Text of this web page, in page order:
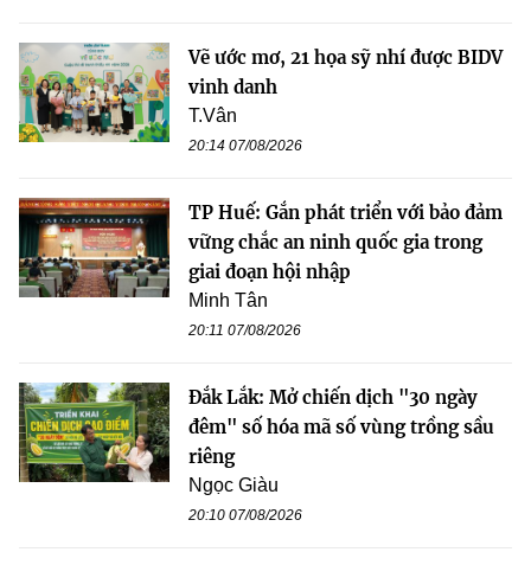
Vẽ ước mơ, 21 họa sỹ nhí được BIDV
vinh danh
T.Vân
20:14 07/08/2026
TP Huế: Gắn phát triển với bảo đảm
vững chắc an ninh quốc gia trong
giai đoạn hội nhập
Minh Tân
20:11 07/08/2026
Đắk Lắk: Mở chiến dịch "30 ngày
đêm" số hóa mã số vùng trồng sầu
riêng
Ngọc Giàu
20:10 07/08/2026